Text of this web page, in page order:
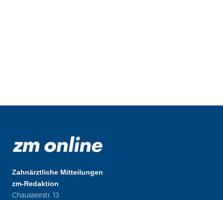
Zahnärztliche Mitteilungen
zm-Redaktion
Chausseestr. 13